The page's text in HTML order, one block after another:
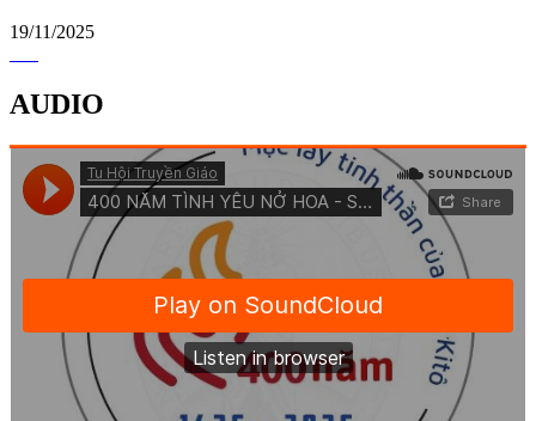
19/11/2025
AUDIO